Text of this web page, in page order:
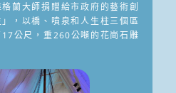
蘭大師捐贈給市政府的藝術創
，以橋、噴泉和人生柱三個區
公尺，重260公噸的花崗石雕